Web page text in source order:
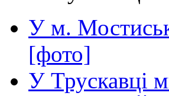
У м.
[фото]
У Трускавці